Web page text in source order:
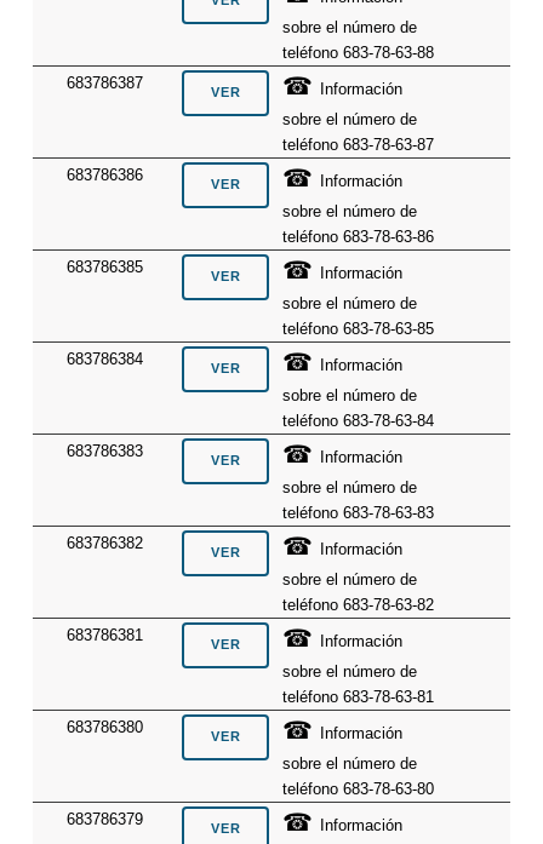
sobre el número de
teléfono 683-78-63-88
683786387
☎
Información
sobre el número de
teléfono 683-78-63-87
683786386
☎
Información
sobre el número de
teléfono 683-78-63-86
683786385
☎
Información
sobre el número de
teléfono 683-78-63-85
683786384
☎
Información
sobre el número de
teléfono 683-78-63-84
683786383
☎
Información
sobre el número de
teléfono 683-78-63-83
683786382
☎
Información
sobre el número de
teléfono 683-78-63-82
683786381
☎
Información
sobre el número de
teléfono 683-78-63-81
683786380
☎
Información
sobre el número de
teléfono 683-78-63-80
683786379
☎
Información